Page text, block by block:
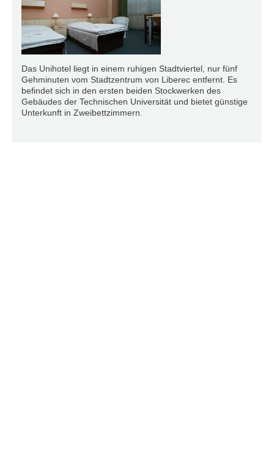
Das Unihotel liegt in einem ruhigen Stadtviertel, nur fünf
Gehminuten vom Stadtzentrum von Liberec entfernt. Es
befindet sich in den ersten beiden Stockwerken des
Gebäudes der Technischen Universität und bietet günstige
Unterkunft in Zweibettzimmern.